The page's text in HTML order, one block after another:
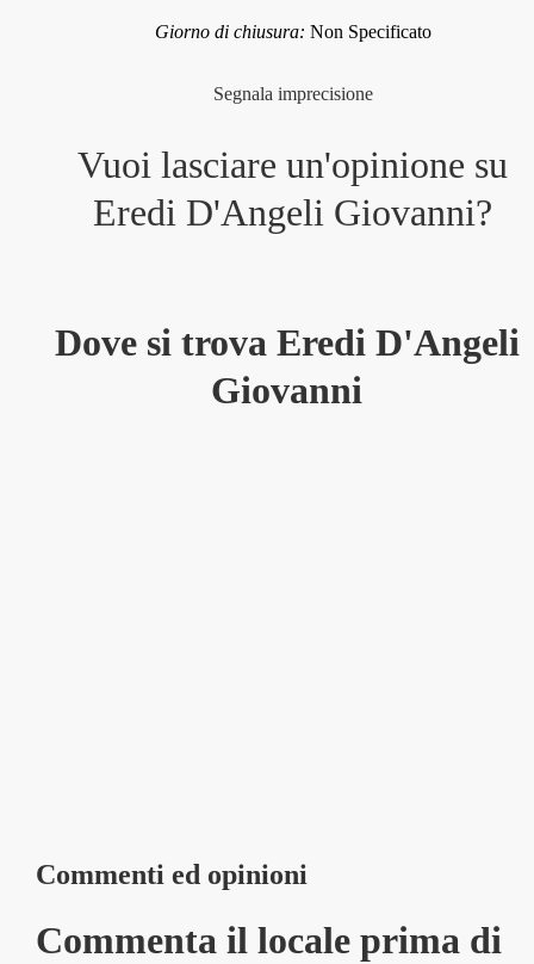
Giorno di chiusura: Non Specificato
Segnala imprecisione
Vuoi lasciare un'opinione su
Eredi D'Angeli Giovanni?
Dove si trova Eredi D'Angeli
Giovanni
Commenti ed opinioni
Commenta il locale prima di